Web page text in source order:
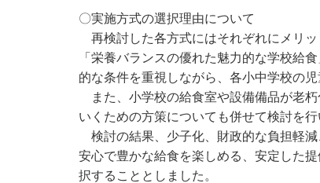
〇実施方式の選択理由について
再検討した各方式にはそれぞれにメリッ
「栄養バランスの優れた魅力的な学校給
的な条件を重視しながら、各小中学校の
また、小学校の給食室や設備備品が老
いくための方策についても併せて検討を行
検討の結果、少子化、財政的な負担軽
安心で豊かな給食を楽しめる、安定した
択することとしました。